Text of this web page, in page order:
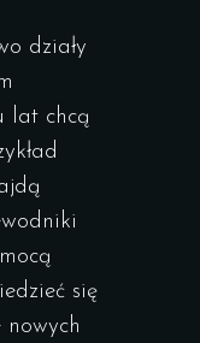
działy
lat chcą
się